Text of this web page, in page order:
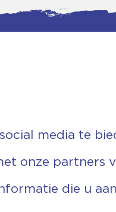
media te
onze partners
die u